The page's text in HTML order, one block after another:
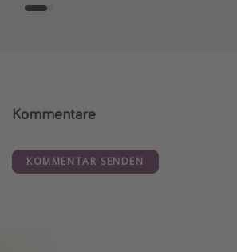
Kommentare
KOMMENTAR SENDEN